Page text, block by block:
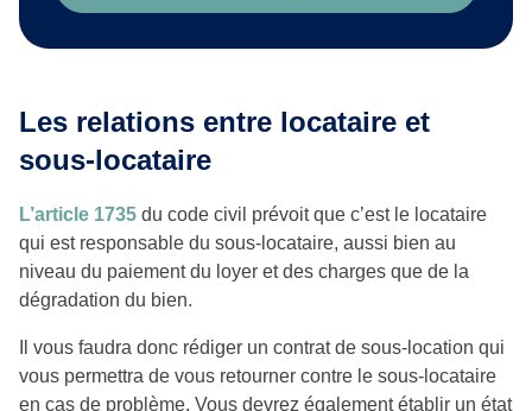
Les relations entre locataire et
sous-locataire
L’article 1735 du code civil prévoit que c’est le locataire
qui est responsable du sous-locataire, aussi bien au
niveau du paiement du loyer et des charges que de la
dégradation du bien.
Il vous faudra donc rédiger un contrat de sous-location qui
vous permettra de vous retourner contre le sous-locataire
en cas de problème. Vous devrez également établir un état